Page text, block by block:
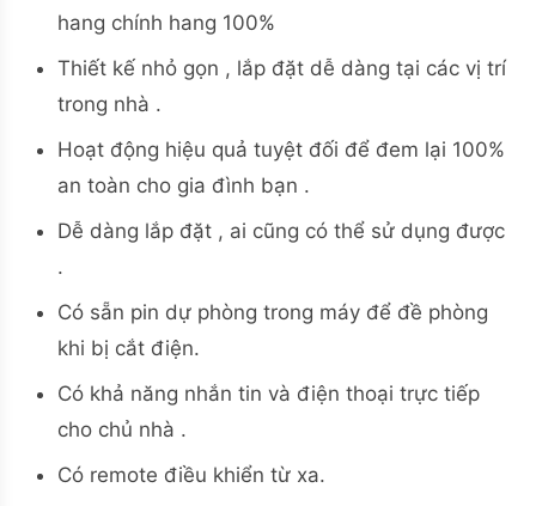
hang chính hang 100%
Thiết kế nhỏ gọn , lắp đặt dễ dàng tại các vị trí
trong nhà .
Hoạt động hiệu quả tuyệt đối để đem lại 100%
an toàn cho gia đình bạn .
Dễ dàng lắp đặt , ai cũng có thể sử dụng được
.
Có sẵn pin dự phòng trong máy để đề phòng
khi bị cắt điện.
Có khả năng nhắn tin và điện thoại trực tiếp
cho chủ nhà .
Có remote điều khiển từ xa.